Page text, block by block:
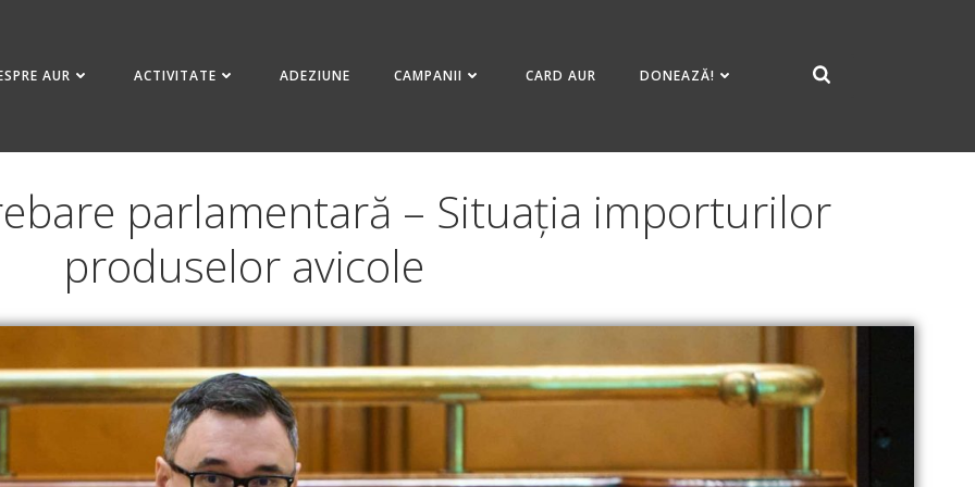
AUR ACTIVITATE ADEZIUNE CAMPANII CARD AUR DONEAZĂ!
parlamentară – Situația importurilor
produselor avicole